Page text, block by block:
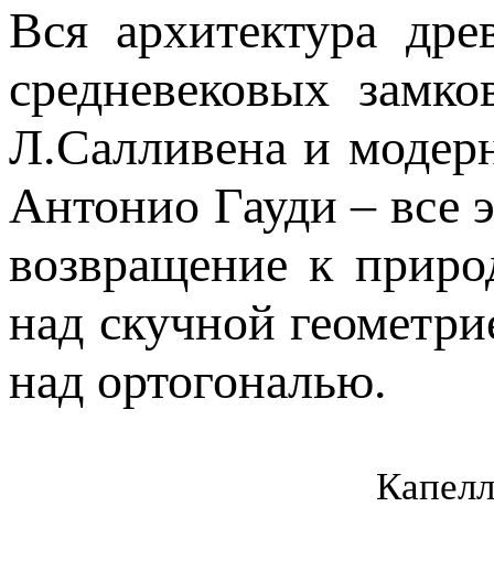
Вся архитектура
средневековых
Л.Салливена и
Антонио Гауди – все
возвращение к
над скучной
над ортогональю.